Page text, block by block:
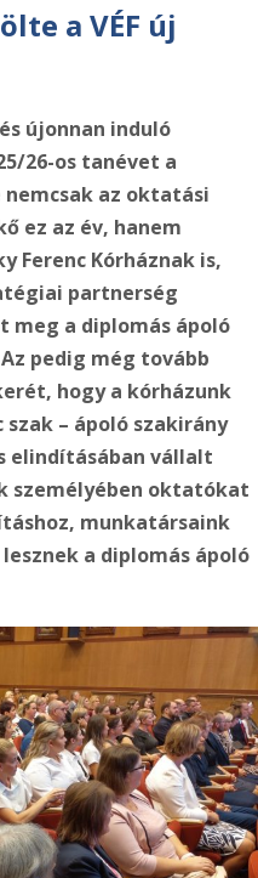
a VÉF új
újonnan induló
26-os tanévet a
nemcsak az oktatási
ez az év, hanem
Ferenc Kórháznak is,
partnerség
meg a diplomás ápoló
pedig még tovább
hogy a kórházunk
szak – ápoló szakirány
elindításában vállalt
személyében oktatókat
munkatársaink
a diplomás ápoló